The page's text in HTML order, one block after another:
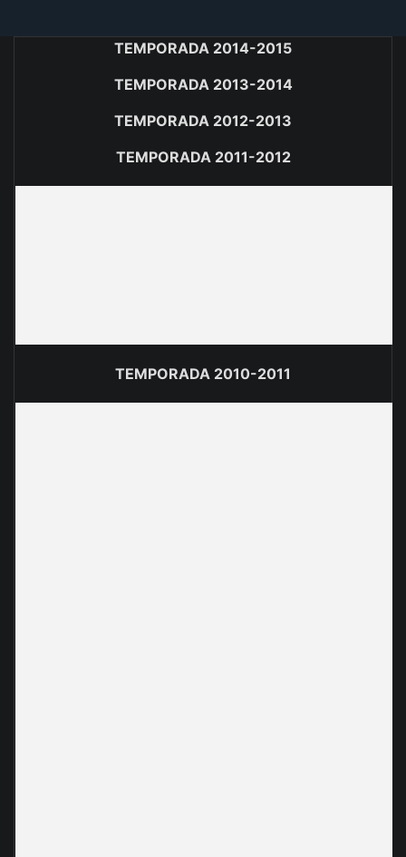
TEMPORADA 2014-2015
TEMPORADA 2013-2014
TEMPORADA 2012-2013
TEMPORADA 2011-2012
TEMPORADA 2010-2011